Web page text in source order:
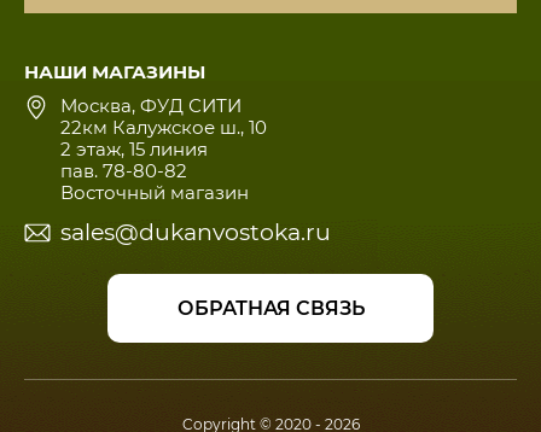
НАШИ МАГАЗИНЫ
Москва, ФУД СИТИ
22км Калужское ш., 10
2 этаж, 15 линия
пав. 78-80-82
Восточный магазин
sales@dukanvostoka.ru
ОБРАТНАЯ СВЯЗЬ
Copyright © 2020 - 2026